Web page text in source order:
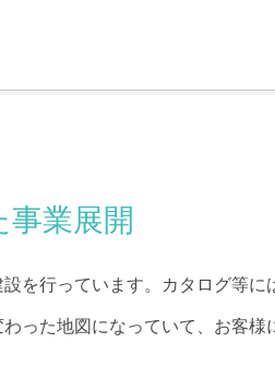
業展開
を行っています。カタログ等に
った地図になっていて、お客様